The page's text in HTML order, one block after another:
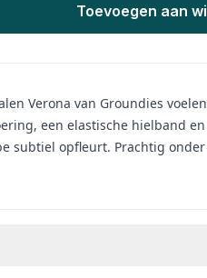
Toevoegen aan
Verona van Groundies
een elastische hielband
subtiel opfleurt. Prachtig